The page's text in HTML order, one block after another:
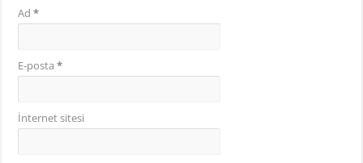
Ad*
E-posta*
İnternet sitesi